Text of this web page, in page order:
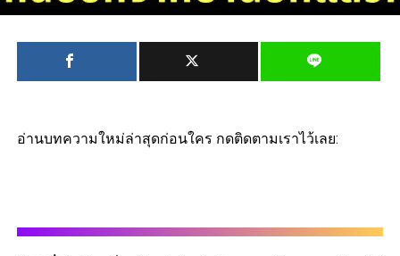
อ่านบทความใหม่ล่าสุดก่อนใคร กดติดตามเราไว้เลย: